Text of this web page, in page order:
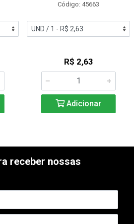
Código: 45663
R$ 2,63
Adicionar
receber nossas